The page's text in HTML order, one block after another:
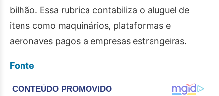
bilhão. Essa rubrica contabiliza o aluguel de
itens como maquinários, plataformas e
aeronaves pagos a empresas estrangeiras.
Fonte